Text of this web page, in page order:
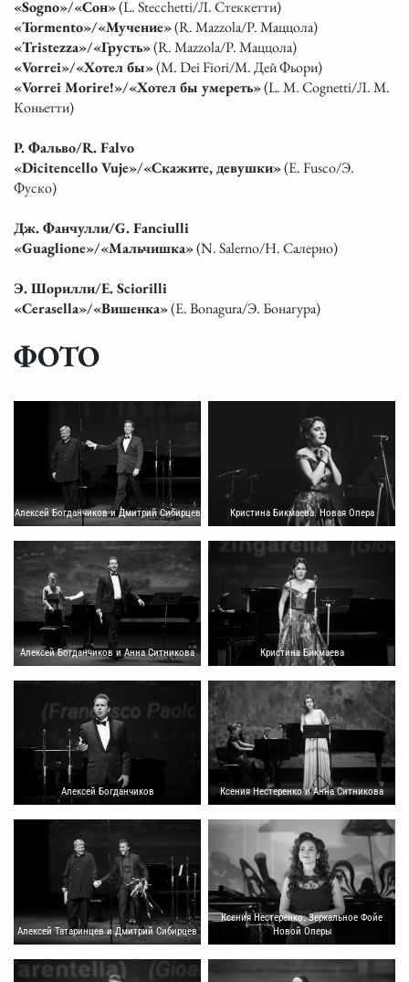
«Sogno»/«Сон»(L. Stecchetti/Л. Стеккетти)
«Tormento»/«Мучение»(R. Mazzola/Р. Маццола)
«Tristezza»/«Грусть»(R. Mazzola/Р. Маццола)
«Vorrei»/«Хотел бы»(M. Dei Fiori/М. Дей Фьори)
«Vorrei Morire!»/«Хотел бы умереть»(L. M. Cognetti/Л. М.
Коньетти)
Р. Фальво/R. Falvo
«Dicitencello Vuje»/«Скажите, девушки»(E. Fusco/Э.
Фуско)
Дж. Фанчулли/G. Fanciulli
«Guaglione»/«Мальчишка»(N. Salerno/Н. Салерно)
Э. Шорилли/E. Sciorilli
«Cerasella»/«Вишенка»(E. Bonagura/Э. Бонагура)
ФОТО
Алексей Богданчиков и Дмитрий Сибирцев
Алексей Богданчиков и Анна Ситникова
Алексей Богданчиков
Алексей Татаринцев и Дмитрий Сибирцев
Кристина Бикмаева. Новая Опера
Кристина Бикмаева
Ксения Нестеренко и Анна Ситникова
Ксения Нестеренко. Зеркальное Фойе
Новой Оперы